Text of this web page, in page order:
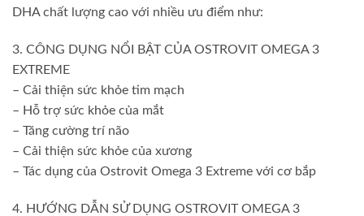
DHA chất lượng cao với nhiều ưu điểm như:
3. CÔNG DỤNG NỔI BẬT CỦA OSTROVIT OMEGA 3
EXTREME
– Cải thiện sức khỏe tim mạch
– Hỗ trợ sức khỏe của mắt
– Tăng cường trí não
– Cải thiện sức khỏe của xương
– Tác dụng của Ostrovit Omega 3 Extreme với cơ bắp
4. HƯỚNG DẪN SỬ DỤNG OSTROVIT OMEGA 3